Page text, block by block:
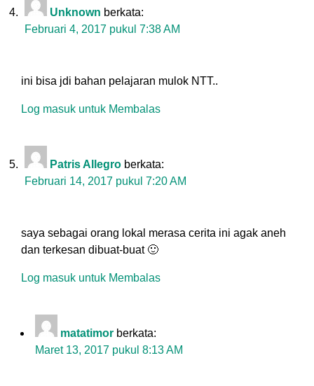
Unknown berkata:
Februari 4, 2017 pukul 7:38 AM
ini bisa jdi bahan pelajaran mulok NTT..
Log masuk untuk Membalas
Patris Allegro berkata:
Februari 14, 2017 pukul 7:20 AM
saya sebagai orang lokal merasa cerita ini agak aneh
dan terkesan dibuat-buat 🙂
Log masuk untuk Membalas
matatimor berkata:
Maret 13, 2017 pukul 8:13 AM